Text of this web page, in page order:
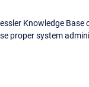
Knowledge
proper system